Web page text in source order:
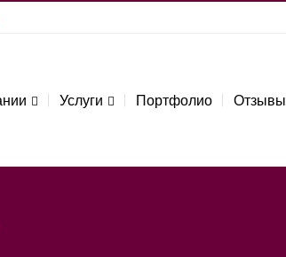
Услуги Портфолио Отзывы